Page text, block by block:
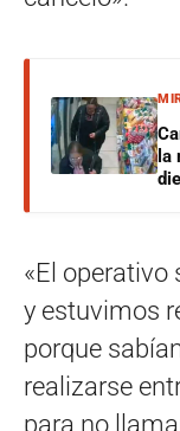
la
«El operativo
y estuvimos
porque
realizarse
para no